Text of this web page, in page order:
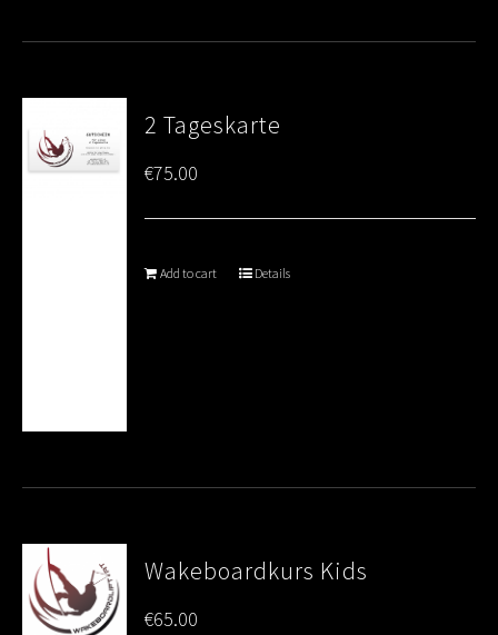
2 Tageskarte
€75.00
Add to cart Details
Wakeboardkurs Kids
€65.00